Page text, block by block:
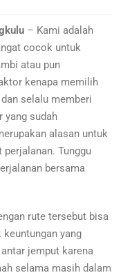
– Kami adalah
cocok untuk
atau pun
kenapa memilih
selalu memberi
yang sudah
alasan untuk
Tunggu
bersama
rute tersebut bisa
yang
jemput karena
selama masih dalam